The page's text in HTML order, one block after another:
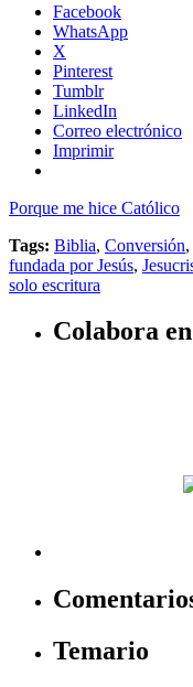
Facebook
WhatsApp
X
Pinterest
Tumblr
LinkedIn
Correo electrónico
Imprimir
Porque me hice Católico
Tags: Biblia, Conversión,
fundada por Jesús,
solo escritura
Colabora
Temario